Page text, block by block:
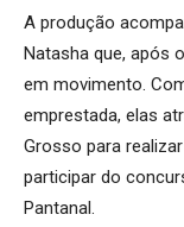
A produção
Natasha que, após
em movimento.
emprestada, elas
Grosso para
participar do
Pantanal.